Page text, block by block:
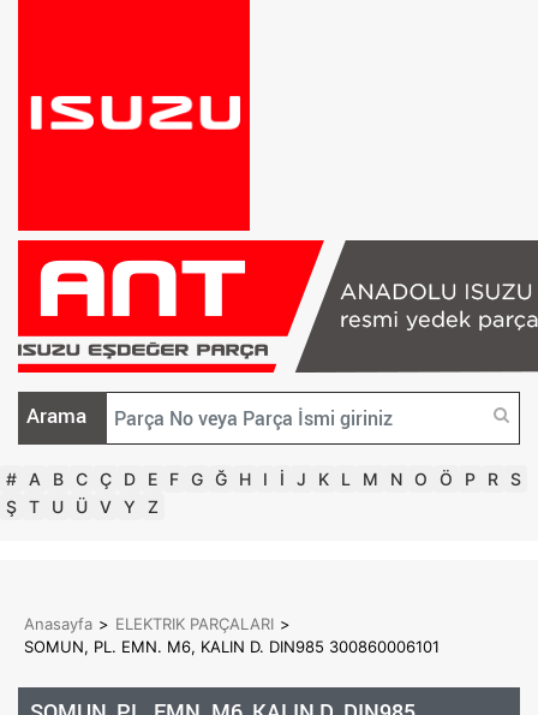
Arama
# A B C Ç D E F G Ğ H I İ J K L M N O Ö P R S
Ş T U Ü V Y Z
Anasayfa > ELEKTRIK PARÇALARI >
SOMUN, PL. EMN. M6, KALIN D. DIN985 300860006101